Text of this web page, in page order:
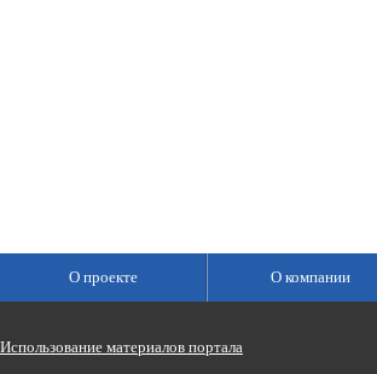
О проекте О компании
Использование материалов портала